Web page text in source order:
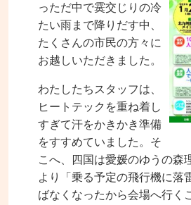
っただ中で霙交じりの冷
たい雨まで降りだす中、
たくさんの市民の方々に
お越しいただきました。
わたしたちスタッフは、
ヒートテックを重ね着し
すぎて汗をかきかき準備
をすすめていました。そ
こへ、四国は愛媛のゆうの森
より「乗る予定の飛行機に落
ばなくなったから会場へ行く